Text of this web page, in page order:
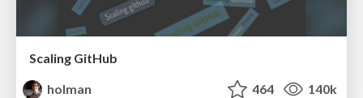
Scaling GitHub
holman
464 140k